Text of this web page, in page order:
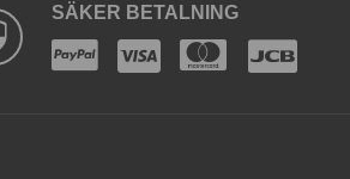
SÄKER BETALNING